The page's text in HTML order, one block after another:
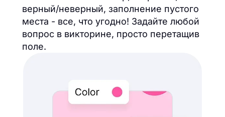
верный/неверный, заполнение пустого
места - все, что угодно! Задайте любой
вопрос в викторине, просто перетащив
поле.